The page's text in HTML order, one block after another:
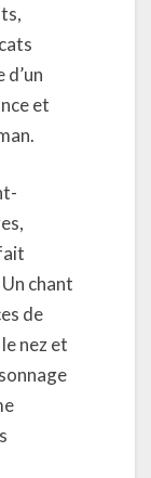
et
chant
de
nez et